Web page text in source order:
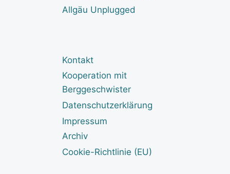
Allgäu Unplugged
Kontakt
Kooperation mit
Berggeschwister
Datenschutzerklärung
Impressum
Archiv
Cookie-Richtlinie (EU)